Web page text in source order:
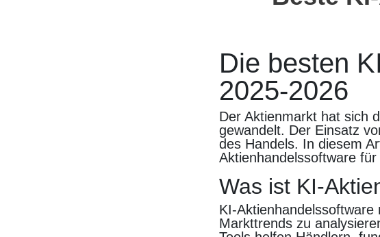
Die besten
2025-2026
Der Aktienmarkt hat sich
gewandelt. Der Einsatz
des Handels. In diesem
Aktienhandelssoftware für
Was ist KI-
KI-
Markttrends zu